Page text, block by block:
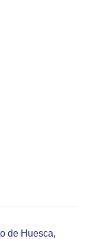
de Huesca,